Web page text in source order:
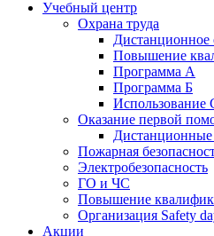
Учебный центр
Охрана труда
Дистанционное
Повышение
Программа А
Программа Б
Использование
Оказание первой
Пожарная
Электробезопасность
ГО и ЧС
Повышение
Организация Safety
Акции